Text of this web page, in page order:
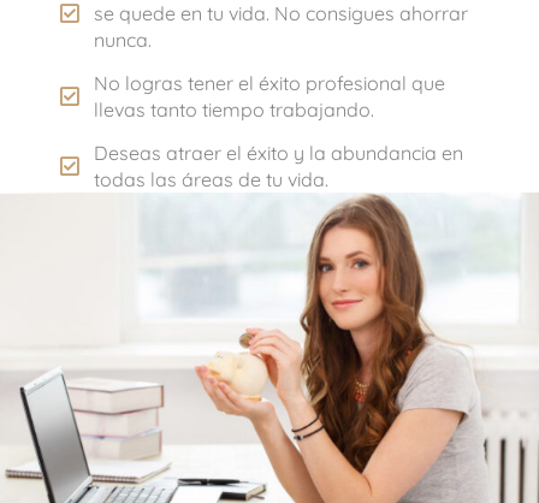
se quede en tu vida. No consigues ahorrar
nunca.
No logras tener el éxito profesional que
llevas tanto tiempo trabajando.
Deseas atraer el éxito y la abundancia en
todas las áreas de tu vida.